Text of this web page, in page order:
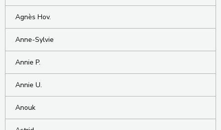
Agnès Hov.
Anne-Sylvie
Annie P.
Annie U.
Anouk